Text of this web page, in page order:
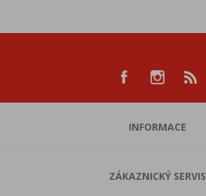
INFORMACE
ZÁKAZNICKÝ SERVIS